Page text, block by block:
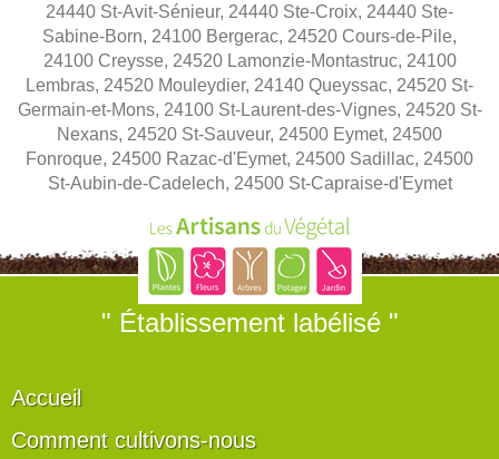
24440 St-Avit-Sénieur, 24440 Ste-Croix, 24440 Ste-
Sabine-Born, 24100 Bergerac, 24520 Cours-de-Pile,
24100 Creysse, 24520 Lamonzie-Montastruc, 24100
Lembras, 24520 Mouleydier, 24140 Queyssac, 24520 St-
Germain-et-Mons, 24100 St-Laurent-des-Vignes, 24520 St-
Nexans, 24520 St-Sauveur, 24500 Eymet, 24500
Fonroque, 24500 Razac-d'Eymet, 24500 Sadillac, 24500
St-Aubin-de-Cadelech, 24500 St-Capraise-d'Eymet
" Établissement labélisé "
Accueil
Comment cultivons-nous